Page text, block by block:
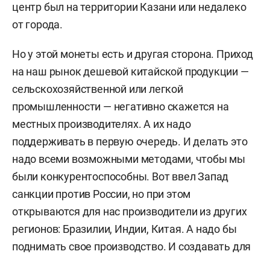
центр был на территории Казани или недалеко
от города.
Но у этой монеты есть и другая сторона. Приход
на наш рынок дешевой китайской продукции —
сельскохозяйственной или легкой
промышленности — негативно скажется на
местных производителях. А их надо
поддерживать в первую очередь. И делать это
надо всеми возможными методами, чтобы мы
были конкурентоспособны. Вот ввел Запад
санкции против России, но при этом
открываются для нас производители из других
регионов: Бразилии, Индии, Китая. А надо бы
поднимать свое производство. И создавать для